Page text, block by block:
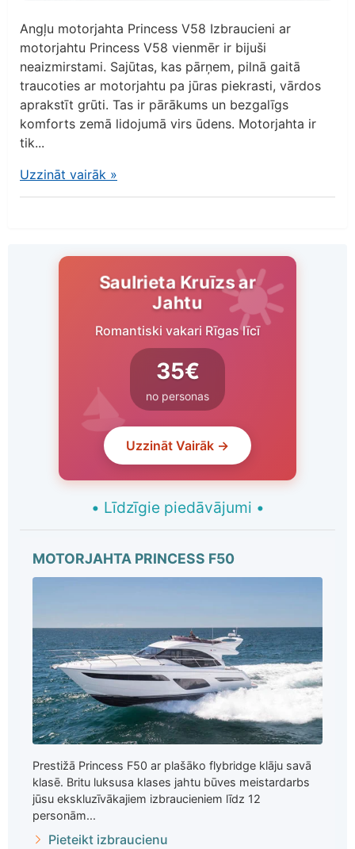
Angļu motorjahta Princess V58 Izbraucieni ar
motorjahtu Princess V58 vienmēr ir bijuši
neaizmirstami. Sajūtas, kas pārņem, pilnā gaitā
traucoties ar motorjahtu pa jūras piekrasti, vārdos
aprakstīt grūti. Tas ir pārākums un bezgalīgs
komforts zemā lidojumā virs ūdens. Motorjahta ir
tik...
Uzzināt vairāk »
Saulrieta Kruīzs ar
Jahtu
Romantiski vakari Rīgas līcī
35€
no personas
Uzzināt Vairāk →
• Līdzīgie piedāvājumi •
MOTORJAHTA PRINCESS F50
Prestižā Princess F50 ar plašāko flybridge klāju savā
klasē. Britu luksusa klases jahtu būves meistardarbs
jūsu ekskluzīvākajiem izbraucieniem līdz 12
personām...
Pieteikt izbraucienu